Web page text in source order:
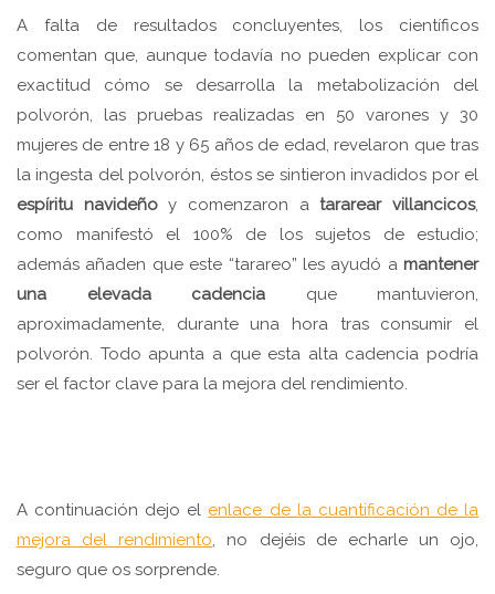
A falta de resultados concluyentes, los científicos
comentan que, aunque todavía no pueden explicar con
exactitud cómo se desarrolla la metabolización del
polvorón, las pruebas realizadas en 50 varones y 30
mujeres de entre 18 y 65 años de edad, revelaron que tras
la ingesta del polvorón, éstos se sintieron invadidos por el
espíritu navideñoy comenzaron atararear villancicos,
como manifestó el 100% de los sujetos de estudio;
además añaden que este “tarareo” les ayudó a mantener
una elevada cadencia que mantuvieron,
aproximadamente, durante una hora tras consumir el
polvorón. Todo apunta a que esta alta cadencia podría
ser el factor clave para la mejora del rendimiento.
A continuación dejo el enlace de la cuantificación de la
mejora del rendimiento, no dejéis de echarle un ojo,
seguro que os sorprende.